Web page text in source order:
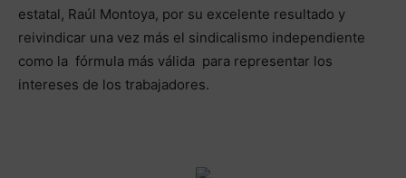
estatal, Raúl Montoya, por su excelente resultado y
reivindicar una vez más el sindicalismo independiente
como la fórmula más válida para representar los
intereses de los trabajadores.